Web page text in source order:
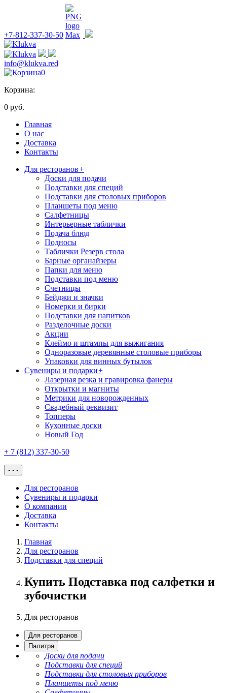
+7-812-337-30-50
info@klukva.red
0
Корзина:
0 руб.
Главная
О нас
Доставка
Контакты
Для ресторанов+
Доски для подачи
Подставки для специй
Подставки для столовых приборов
Планшеты под меню
Салфетницы
Интерьерные таблички
Подача блюд
Подносы
Таблички Резерв стола
Барные органайзеры
Папки для меню
Подставки под меню
Счетницы
Бейджи и значки
Номерки и бирки
Подставки для напитков
Разделочные доски
Акции
Клеймо и штампы для выжигания
Одноразовые деревянные столовые приборы
Упаковки для винных бутылок
Сувениры и подарки+
Лазерная резка и гравировка фанеры
Открытки и магниты
Метрики для новорожденных
Свадебный реквизит
Топперы
Кухонные доски
Новый Год
+ 7 (812) 337-30-50
- - -
Для ресторанов
Сувениры и подарки
О компании
Доставка
Контакты
Главная
Для ресторанов
Подставки для специй
Купить Подставка под салфетки и
зубочистки
Для ресторанов
Для ресторанов
Палитра
Доски для подачи
Подставки для специй
Подставки для столовых приборов
Планшеты под меню